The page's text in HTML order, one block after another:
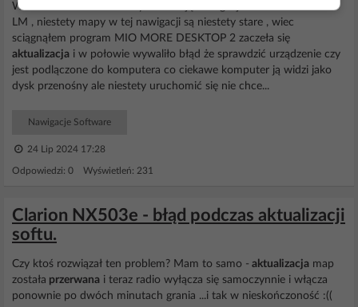
Witam Serdecznie odkurzyłem swoją nawigacje MIO SPIRIT 7500
LM , niestety mapy w tej nawigacji są niestety stare , wiec
sciągnąłem program MIO MORE DESKTOP 2 zaczeła się
aktualizacja i w połowie wywaliło błąd że sprawdzić urządzenie czy
jest podlączone do komputera co ciekawe komputer ją widzi jako
dysk przenośny ale niestety uruchomić się nie chce...
Nawigacje Software
24 Lip 2024 17:28
Odpowiedzi: 0 Wyświetleń: 231
Clarion NX503e - błąd podczas aktualizacji
softu.
Czy ktoś rozwiązał ten problem? Mam to samo - aktualizacja map
została przerwana i teraz radio wyłącza się samoczynnie i włącza
ponownie po dwóch minutach grania ...i tak w nieskończoność :((